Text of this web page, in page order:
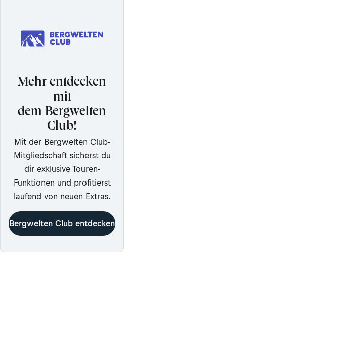
Mehr entdecken
mit
dem Bergwelten
Club!
Mit der Bergwelten Club-
Mitgliedschaft sicherst du
dir exklusive Touren-
Funktionen und profitierst
laufend von neuen Extras.
Bergwelten Club entdecken